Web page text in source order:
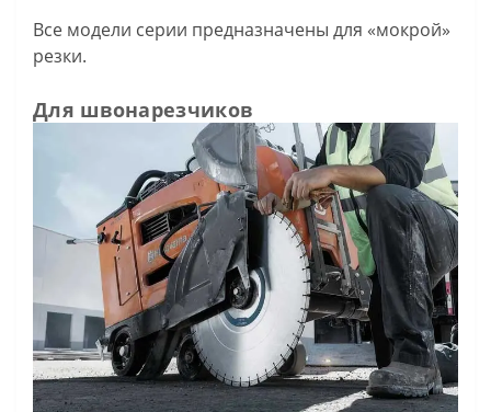
Все модели серии предназначены для «мокрой»
резки.
Для швонарезчиков